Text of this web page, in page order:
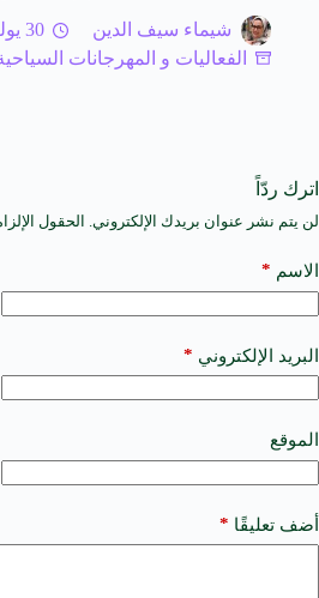
شيماء سيف الدين
30 يوليو 2026
الفعاليات و المهرجانات
اترك ردّاً
لن يتم نشر عنوان بريدك الإلكتروني. الحقول
الاسم *
البريد الإلكتروني *
الموقع
أضف تعليقًا *
A
t
e
a
t
i
e
: